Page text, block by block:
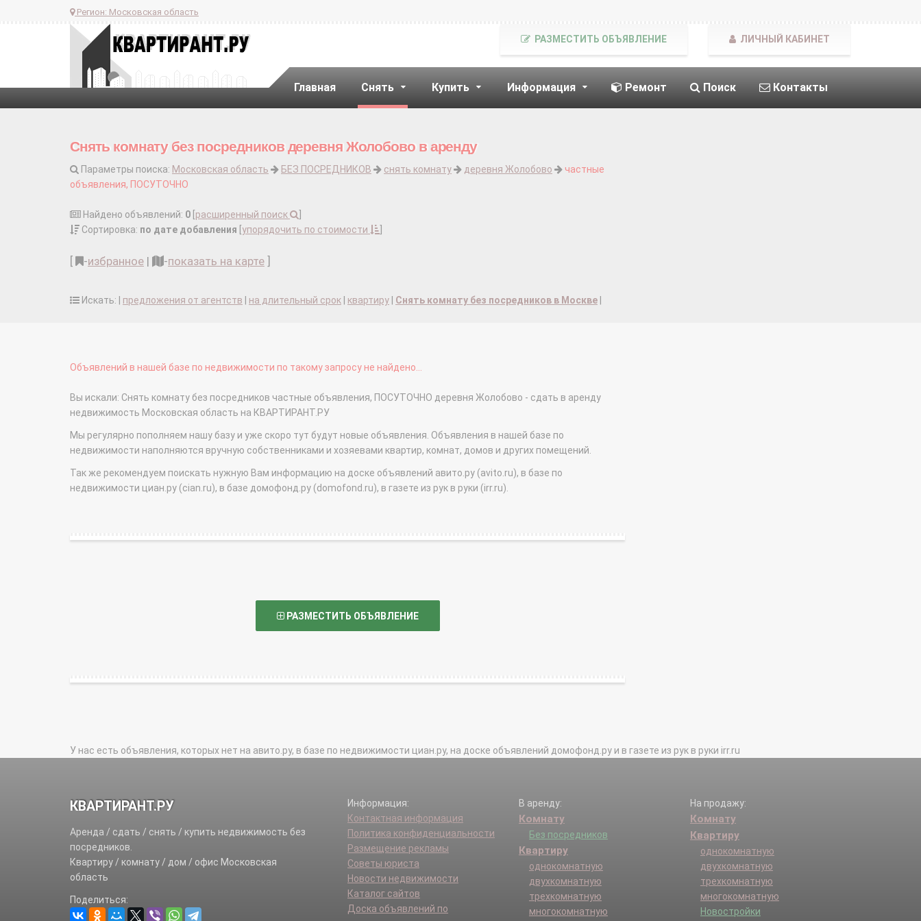
Регион: Московская область
Главная Снять Купить Информация Ремонт Поиск Контакты
РАЗМЕСТИТЬ ОБЪЯВЛЕНИЕ ЛИЧНЫЙ КАБИНЕТ
Снять комнату без посредников деревня Жолобово в аренду
Параметры поиска: Московская область БЕЗ ПОСРЕДНИКОВ снять комнату деревня Жолобово
частные
объявления, ПОСУТОЧНО
Найдено объявлений: 0 расширенный поиск
Сортировка: по дате добавления упорядочить по стоимости
-избранное | -показать на карте
Искать: | предложения от агентств на длительный срок квартиру Снять комнату без посредников в Москве
Объявлений в нашей базе по недвижимости по такому запросу не найдено...
Вы искали: Снять комнату без посредников частные объявления, ПОСУТОЧНО деревня Жолобово - сдать в аренду
недвижимость Московская область на КВАРТИРАНТ.РУ
Мы регулярно пополняем нашу базу и уже скоро тут будут новые объявления. Объявления в нашей базе по
недвижимости наполняются вручную собственниками и хозяевами квартир, комнат, домов и других помещений.
Так же рекомендуем поискать нужную Вам информацию на доске объявлений авито.ру (avito.ru), в базе по
недвижимости циан.ру (cian.ru), в базе домофонд.ру (domofond.ru), в газете из рук в руки (irr.ru).
РАЗМЕСТИТЬ ОБЪЯВЛЕНИЕ
У нас есть объявления, которых нет на авито.ру, в базе по недвижимости циан.ру, на доске объявлений домофонд.ру и в газете из рук в руки irr.ru
КВАРТИРАНТ.РУ
Аренда / сдать / снять / купить недвижимость без
посредников.
Квартиру / комнату / дом / офис Московская
область
Поделиться:
Информация:
Контактная информация
Политика конфиденциальности
Размещение рекламы
Советы юриста
Новости недвижимости
Каталог сайтов
Доска объявлений по
В аренду:
Комнату
Без посредников
Квартиру
однокомнатную
двухкомнатную
трехкомнатную
многокомнатную
На продажу:
Комнату
Квартиру
однокомнатную
двухкомнатную
трехкомнатную
многокомнатную
Новостройки